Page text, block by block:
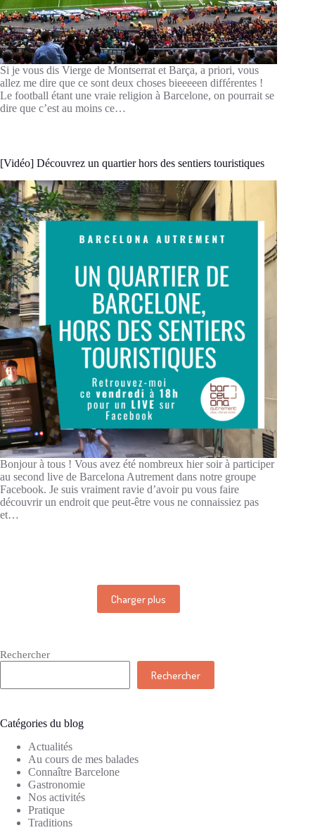
Si je vous dis Vierge de Montserrat et Barça, a priori, vous
allez me dire que ce sont deux choses bieeeeen différentes !
Le football étant une vraie religion à Barcelone, on pourrait se
dire que c’est au moins ce…
[Vidéo] Découvrez un quartier hors des sentiers touristiques
Bonjour à tous ! Vous avez été nombreux hier soir à participer
au second live de Barcelona Autrement dans notre groupe
Facebook. Je suis vraiment ravie d’avoir pu vous faire
découvrir un endroit que peut-être vous ne connaissiez pas
et…
Charger plus
Rechercher
Rechercher
Catégories du blog
Actualités
Au cours de mes balades
Connaître Barcelone
Gastronomie
Nos activités
Pratique
Traditions